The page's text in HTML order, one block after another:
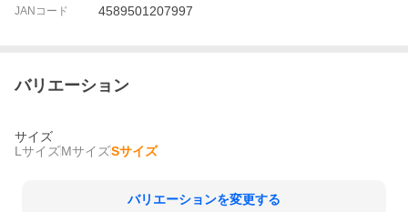
JANコード 4589501207997
バリエーション
サイズ
LサイズMサイズSサイズ
バリエーションを変更する